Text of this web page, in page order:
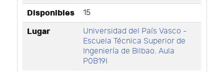
Disponibles 15
Lugar
Universidad del País Vasco -
Escuela Técnica Superior de
Ingeniería de Bilbao. Aula
P0B19I